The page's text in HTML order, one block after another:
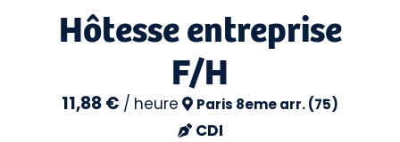
Hôtesse entreprise
F/H
11,88 € / heure Paris 8eme arr. (75)
CDI